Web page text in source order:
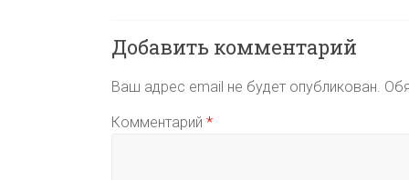
k
i
a
m
в
и
т
ь
Добавить комментарий
Ваш адрес email не будет опубликован.
Комментарий *